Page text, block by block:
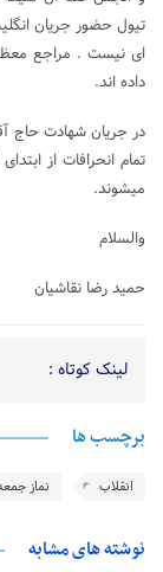
تیول حضور جریان
ای نیست . مراجع
داده اند.
در جریان شهادت حاج
تمام انحرافات از
میشوند.
والسلام
حمید رضا نقاشیان
لینک کوتاه :
برچسب ها
انقلاب نماز
نوشته های مشابه